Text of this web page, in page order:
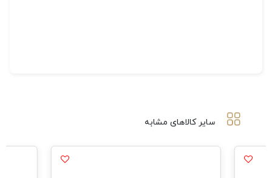
سایر کالاهای مشابه